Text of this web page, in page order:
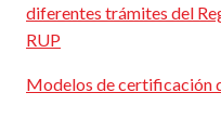
diferentes trámites del
RUP
Modelos de certificación